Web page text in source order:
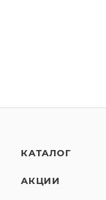
КАТАЛОГ
АКЦИИ